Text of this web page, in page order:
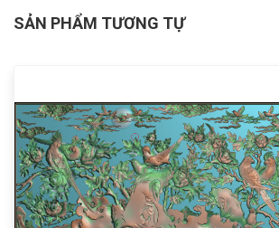
SẢN PHẨM TƯƠNG TỰ